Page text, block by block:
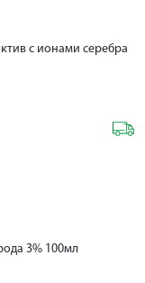
с ионами серебра
3% 100мл